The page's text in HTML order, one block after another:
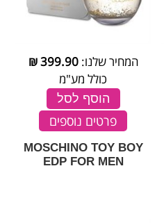
המחיר שלנו:399.90
₪
כולל מע"מ
הוסף לסל
פרטים נוספים
MOSCHINO TOY BOY
EDP FOR MEN